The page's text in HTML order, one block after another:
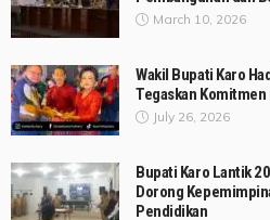
March 10, 2026
Wakil Bupati Karo
Tegaskan
July 26, 2026
Bupati Karo Lantik
Dorong
Pendidikan